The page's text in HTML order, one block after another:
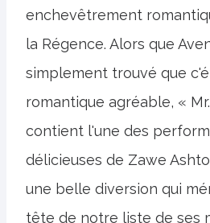
enchevêtrement
la Régence. Alors que
simplement trouvé que
romantique agréable, «
contient l'une des
délicieuses de Zawe
une belle diversion qui
tête de notre liste de ses